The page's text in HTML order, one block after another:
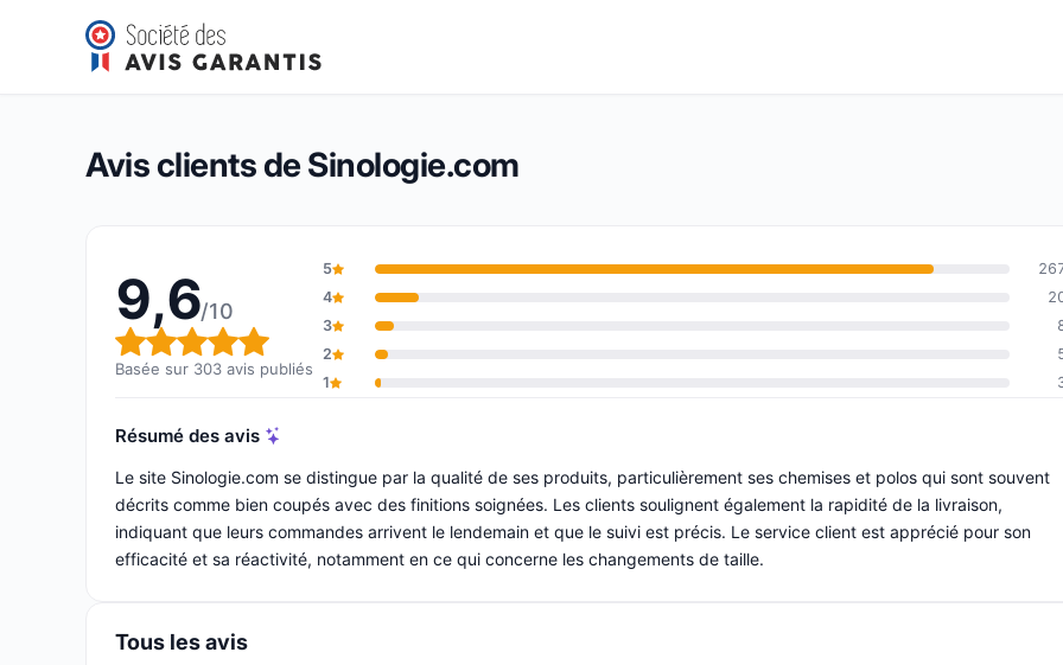
Sinologie.com
Note globale : 9,6 sur 10
9,6/10(303 avis)
Avis clients de Sinologie.com
9,6/10
Note globale : 9,6 sur 10
Basée sur 303 avis publiés
5
4
3
2
1
Résumé des avis
Le site Sinologie.com se distingue par la qualité de ses produits, particulièrement ses chemises et polos qui sont souvent
décrits comme bien coupés avec des finitions soignées. Les clients soulignent également la rapidité de la livraison,
indiquant que leurs commandes arrivent le lendemain et que le suivi est précis. Le service client est apprécié pour son
efficacité et sa réactivité, notamment en ce qui concerne les changements de taille.
Tous les avis